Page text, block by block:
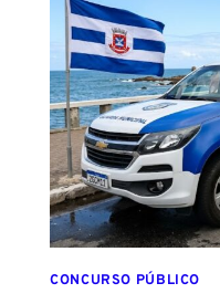
SAI
DA
ESCOLA
FORMADO
EM
DIREITO
CONCURSO PÚBLICO